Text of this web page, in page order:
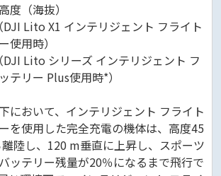
度（海抜）
Lito X1 インテリジェント フライト
使用時）
Lito シリーズ インテリジェント フ
テリー Plus使用時*）
において、インテリジェント フライト
を使用した完全充電の機体は、高度45
陸し、120 m垂直に上昇し、スポーツ
ッテリー残量が20％になるまで飛行で